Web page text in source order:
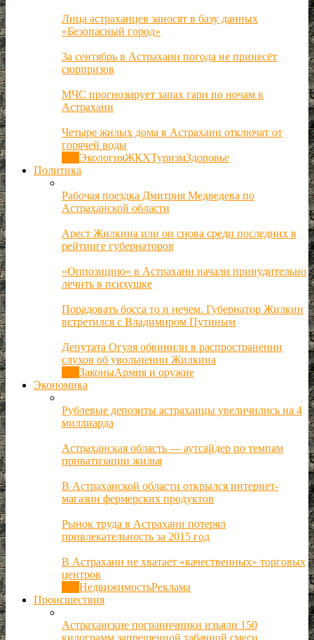
Лица астраханцев заносят в базу данных
«Безопасный город»
За сентябрь в Астрахани погода не принесёт
сюрпризов
МЧС прогнозирует запах гари по ночам в
Астрахани
Четыре жилых дома в Астрахани отключат от
горячей воды
ЭкологияЖКХТуризмЗдоровье
Политика
Рабочая поездка Дмитрия Медведева по
Астраханской области
Арест Жилкина или он снова среди последних в
рейтинге губернаторов
«Оппозицию» в Астрахани начали принудительно
лечить в психушке
Порадовать босса то и нечем. Губернатор Жилкин
встретился с Владимиром Путиным
Депутата Огуля обвинили в распространении
слухов об увольнении Жилкина
ЗаконыАрмия и оружие
Экономика
Рублевые депозиты астраханцы увеличились на 4
миллиарда
Астраханская область — аутсайдер по темпам
приватизации жилья
В Астраханской области открылся интернет-
магазин фермерских продуктов
Рынок труда в Астрахани потерял
привлекательность за 2015 год
В Астрахани не хватает «качественных» торговых
центров
НедвижимостьРеклама
Происшествия
Астраханские пограничники изъяли 150
килограмм запрещенной табачной смеси